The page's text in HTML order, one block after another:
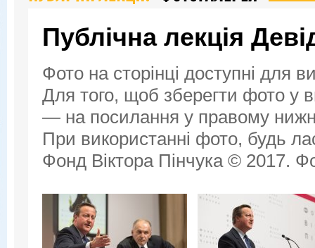
Публічна лекція
Фото на сторінці доступні для
Для того, щоб зберегти фото у
— на посилання у правому
При використанні фото, будь
Фонд Віктора Пінчука © 2017.